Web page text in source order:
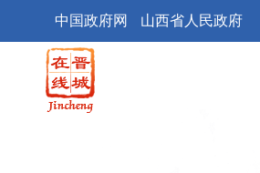
中国政府网 山西省人民政府